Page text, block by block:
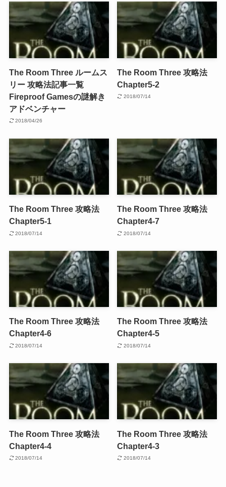
The Room Three ルームス
リー 攻略法記事一覧
Fireproof Gamesの謎解き
アドベンチャー
2018/04/26
The Room Three 攻略法
Chapter5-2
2018/07/14
The Room Three 攻略法
Chapter5-1
2018/07/14
The Room Three 攻略法
Chapter4-7
2018/07/14
The Room Three 攻略法
Chapter4-6
2018/07/14
The Room Three 攻略法
Chapter4-5
2018/07/14
The Room Three 攻略法
Chapter4-4
2018/07/14
The Room Three 攻略法
Chapter4-3
2018/07/14